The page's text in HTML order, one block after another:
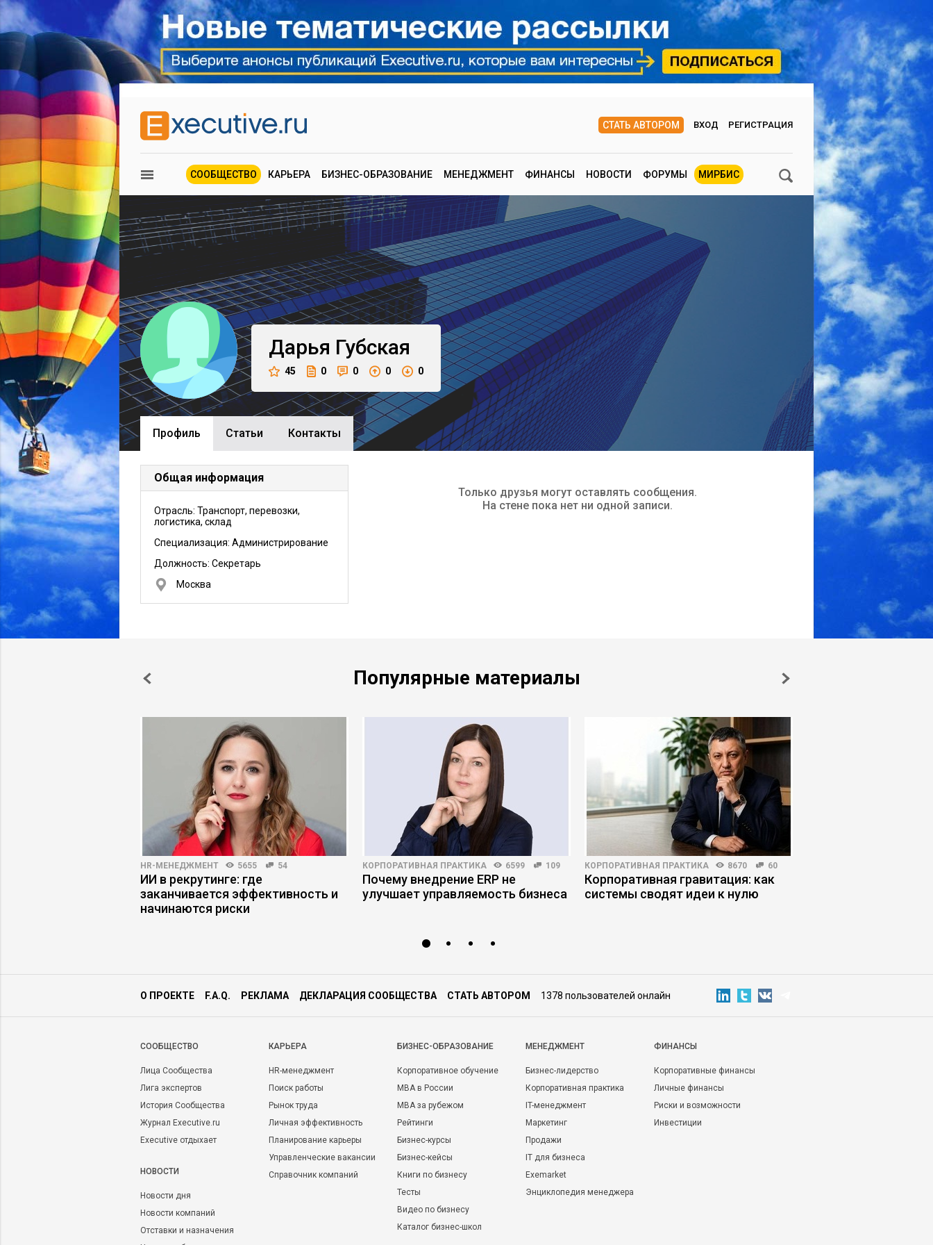
СТАТЬ АВТОРОМ ВХОД РЕГИСТРАЦИЯ
СООБЩЕСТВО КАРЬЕРА БИЗНЕС-ОБРАЗОВАНИЕ МЕНЕДЖМЕНТ ФИНАНСЫ НОВОСТИ ФОРУМЫ МИРБИС
Дарья Губская
45 0 0 0 0
Профиль Cтатьи Контакты
Общая информация
Отрасль: Транспорт, перевозки,
логистика, склад
Специализация: Администрирование
Должность: Секретарь
Москва
Только друзья могут оставлять сообщения.
На стене пока нет ни одной записи.
Популярные материалы
HR-МЕНЕДЖМЕНТ 5655 54
ИИ в рекрутинге: где
заканчивается эффективность и
начинаются риски
КОРПОРАТИВНАЯ ПРАКТИКА 6599 109
Почему внедрение ERP не
улучшает управляемость бизнеса
КОРПОРАТИВНАЯ ПРАКТИКА 8670 60
Корпоративная гравитация: как
системы сводят идеи к нулю
О ПРОЕКТЕ F.A.Q. РЕКЛАМА ДЕКЛАРАЦИЯ СООБЩЕСТВА СТАТЬ АВТОРОМ 1378 пользователей онлайн
CООБЩЕСТВО
Лица Сообщества
Лига экспертов
История Сообщества
Журнал Executive.ru
Executive отдыхает
НОВОСТИ
Новости дня
Новости компаний
Отставки и назначения
КАРЬЕРА
HR-менеджмент
Поиск работы
Рынок труда
Личная эффективность
Планирование карьеры
Управленческие вакансии
Справочник компаний
БИЗНЕС-ОБРАЗОВАНИЕ
Корпоративное обучение
MBA в России
MBA за рубежом
Рейтинги
Бизнес-курсы
Бизнес-кейсы
Книги по бизнесу
Тесты
Видео по бизнесу
Каталог бизнес-школ
МЕНЕДЖМЕНТ
Бизнес-лидерство
Корпоративная практика
IT-менеджмент
Маркетинг
Продажи
IT для бизнеса
Exemarket
Энциклопедия менеджера
ФИНАНСЫ
Корпоративные финансы
Личные финансы
Риски и возможности
Инвестиции